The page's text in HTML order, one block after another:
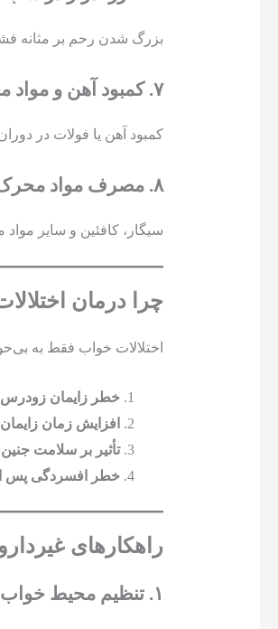
بزرگ شدن رحم بر مثانه
۷. کمبود آهن و مواد مغذی 🩸
کمبود آهن یا فولات در
۸. مصرف مواد محرک یا نادرست 🚭
سیگار، کافئین و سایر
چرا درمان
اختلالات خواب فقط به
خطر زایمان زودرس
افزایش زمان زایمان
تأثیر بر سلامت جنین
خطر افسردگی پس
راهکارهای
۱. تنظیم محیط خواب 🌙